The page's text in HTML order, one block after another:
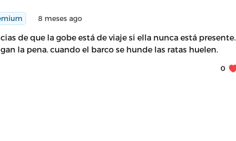
8 meses ago
de que la gobe está de viaje si ella nunca está presente.
la pena. cuando el barco se hunde las ratas huelen.
0